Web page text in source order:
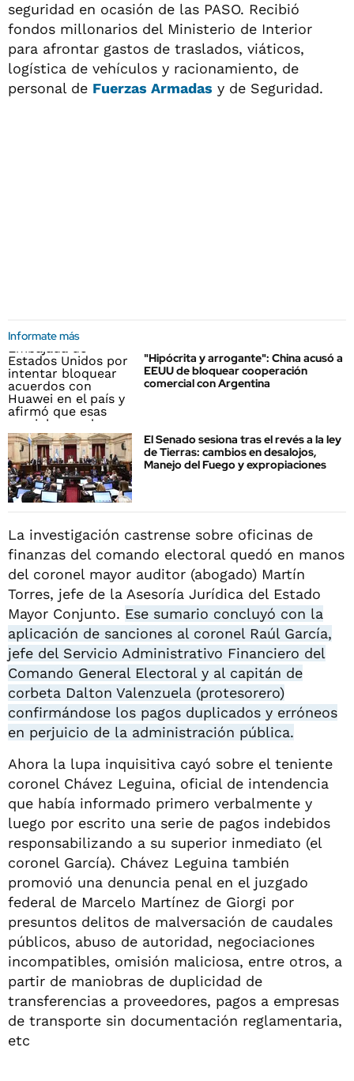
seguridad en ocasión de las PASO. Recibió
fondos millonarios del Ministerio de Interior
para afrontar gastos de traslados, viáticos,
logística de vehículos y racionamiento, de
personal de Fuerzas Armadas y de Seguridad.
Informate más
"Hipócrita y arrogante": China acusó a
EEUU de bloquear cooperación
comercial con Argentina
El Senado sesiona tras el revés a la ley
de Tierras: cambios en desalojos,
Manejo del Fuego y expropiaciones
La investigación castrense sobre oficinas de
finanzas del comando electoral quedó en manos
del coronel mayor auditor (abogado) Martín
Torres, jefe de la Asesoría Jurídica del Estado
Mayor Conjunto. Ese sumario concluyó con la
aplicación de sanciones al coronel Raúl García,
jefe del Servicio Administrativo Financiero del
Comando General Electoral y al capitán de
corbeta Dalton Valenzuela (protesorero)
confirmándose los pagos duplicados y erróneos
en perjuicio de la administración pública.
Ahora la lupa inquisitiva cayó sobre el teniente
coronel Chávez Leguina, oficial de intendencia
que había informado primero verbalmente y
luego por escrito una serie de pagos indebidos
responsabilizando a su superior inmediato (el
coronel García). Chávez Leguina también
promovió una denuncia penal en el juzgado
federal de Marcelo Martínez de Giorgi por
presuntos delitos de malversación de caudales
públicos, abuso de autoridad, negociaciones
incompatibles, omisión maliciosa, entre otros, a
partir de maniobras de duplicidad de
transferencias a proveedores, pagos a empresas
de transporte sin documentación reglamentaria,
etc